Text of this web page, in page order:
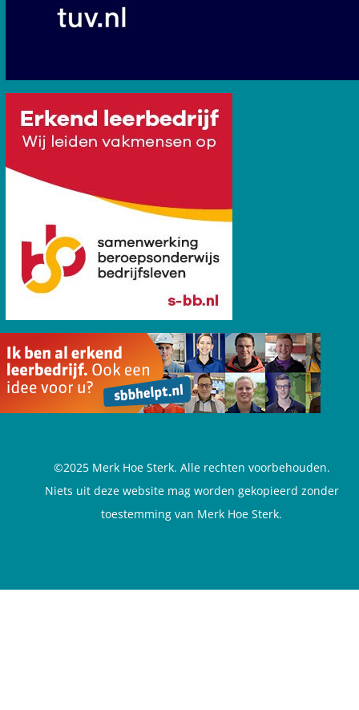
©2025 Merk Hoe Sterk. Alle rechten voorbehouden.
Niets uit deze website mag worden gekopieerd zonder
toestemming van Merk Hoe Sterk.